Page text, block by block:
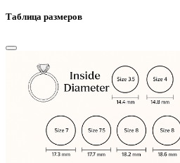
Таблица размеров